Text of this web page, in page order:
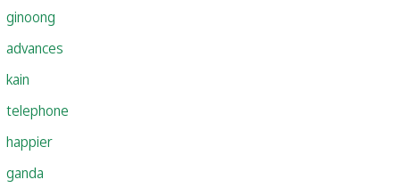
ginoong
advances
kain
telephone
happier
ganda